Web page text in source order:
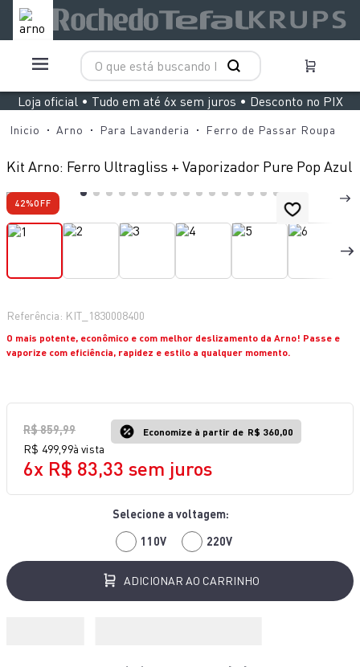
O que está buscando hoje?
Loja oficial • Tudo em até 6x sem juros • Desconto no PIX
Arno Para Lavanderia Ferro de Passar Roupa
Kit Arno: Ferro Ultragliss + Vaporizador Pure Pop Azul
42%OFF
Referência: KIT_1830008400
O mais potente, econômico e com melhor deslizamento da Arno! Passe e
vaporize com eficiência, rapidez e estilo a qualquer momento.
R$859,99 Economize à partir de R$ 360,00
R$ 499 99à vista
6x R$ 83,33 sem juros
110V 220V
ADICIONAR AO CARRINHO
TERMOS MAIS BUSCADOS
clipso vermelha
duo power
8º
lightmix
º
vaporizador pure pop